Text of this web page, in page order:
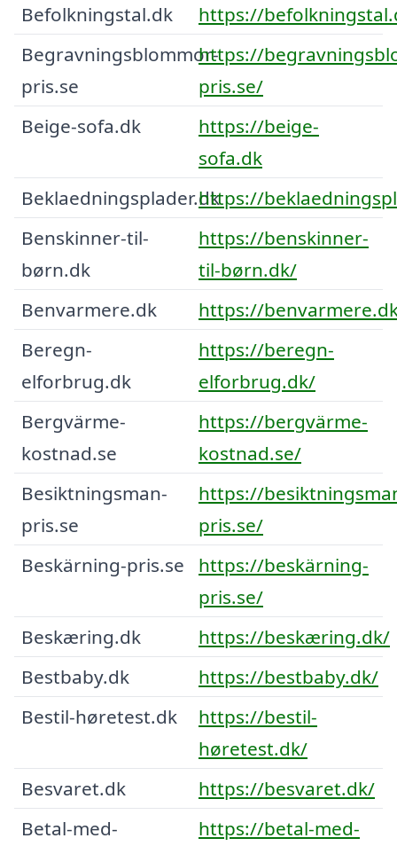
Befolkningstal.dk
https://
Begravningsblommor-
pris.se
https://
pris.se/
Beige-sofa.dk
https://beige-
sofa.dk
Beklaedningsplader.dkhttps://
Benskinner-til-
børn.dk
https://benskinner-
til-børn.dk/
Benvarmere.dk
https://
Beregn-
elforbrug.dk
https://beregn-
elforbrug.dk/
Bergvärme-
kostnad.se
https://bergvärme-
kostnad.se/
Besiktningsman-
pris.se
https://
pris.se/
Beskärning-pris.se
https://beskärning-
pris.se/
Beskæring.dk
https://beskæring.dk/
Bestbaby.dk
https://bestbaby.dk/
Bestil-høretest.dk
https://bestil-
høretest.dk/
Besvaret.dk
https://besvaret.dk/
Betal-med-
https://betal-med-